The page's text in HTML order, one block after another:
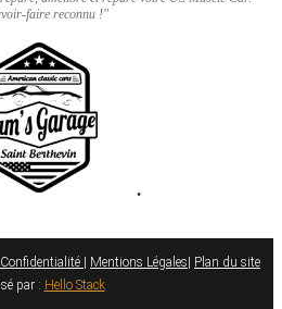
faire reconnu !"
•
Mentions Légales
Plan du site
par : Hello Stack